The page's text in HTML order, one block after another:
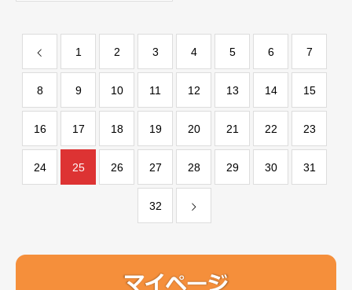
1 2 3 4 5 6 7
8 9 10 11 12 13 14 15
16 17 18 19 20 21 22 23
24 25 26 27 28 29 30 31
32